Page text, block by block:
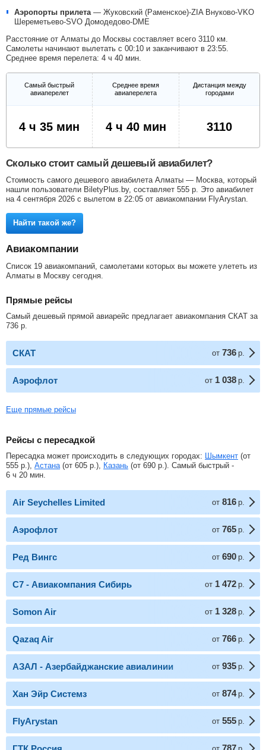
Аэропорты прилета — Жуковский (Раменское)-ZIA Внуково-VKO
Шереметьево-SVO Домодедово-DME
Расстояние от Алматы до Москвы составляет всего 3110 км.
Самолеты начинают вылетать с 00:10 и заканчивают в 23:55.
Среднее время перелета: 4 ч 40 мин.
Самый быстрый
авиаперелет
Среднее время
авиаперелета
Дистанция между
городами
4 ч 35 мин 4 ч 40 мин 3110
Сколько стоит самый дешевый авиабилет?
Стоимость самого дешевого авиабилета Алматы — Москва, который
нашли пользователи BiletyPlus.by, составляет 555 р . Это авиабилет
на 4 сентября 2026 с вылетом в 22:05 от авиакомпании FlyArystan.
Найти такой же?
Авиакомпании
Список 19 авиакомпаний, самолетами которых вы можете улететь из
Алматы в Москву сегодня.
Прямые рейсы
Самый дешевый прямой авиарейс предлагает авиакомпания СКАТ за
736 р
СКАТ от 736 р.
Аэрофлот от 1 038 р.
Еще прямые рейсы
Рейсы с пересадкой
Пересадка может происходить в следующих городах: Шымкент (от
555 р. ), Астана (от 605 р. ), Казань (от 690 р. ). Самый быстрый -
6 ч 20 мин.
Air Seychelles Limited от 816 р.
Аэрофлот от 765 р.
Ред Вингс от 690 р.
С7 - Авиакомпания Сибирь от 1 472 р.
Somon Air от 1 328 р.
Qazaq Air от 766 р.
АЗАЛ - Азербайджанские авиалинии от 935 р.
Хан Эйр Системз от 874 р.
FlyArystan от 555 р.
от 787 р.